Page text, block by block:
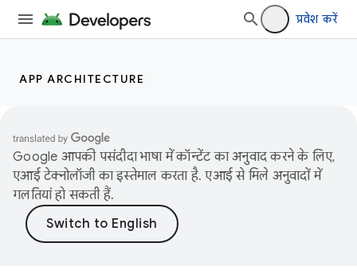
प्रवेश करें
APP ARCHITECTURE
Google आपकी पसंदीदा भाषा में कॉन्टेंट का अनुवाद करने के लिए,
एआई टेक्नोलॉजी का इस्तेमाल करता है. एआई से मिले अनुवादों में
गलतियां हो सकती हैं.